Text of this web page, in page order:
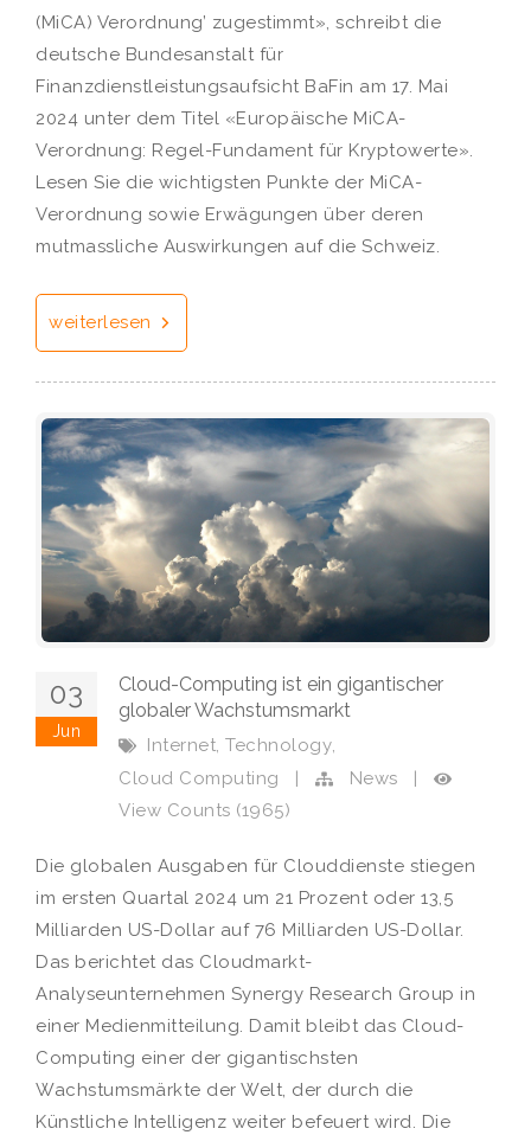
(MiCA) Verordnung’ zugestimmt», schreibt die
deutsche Bundesanstalt für
Finanzdienstleistungsaufsicht BaFin am 17. Mai
2024 unter dem Titel «Europäische MiCA-
Verordnung: Regel-Fundament für Kryptowerte».
Lesen Sie die wichtigsten Punkte der MiCA-
Verordnung sowie Erwägungen über deren
mutmassliche Auswirkungen auf die Schweiz.
weiterlesen
03
Jun
Cloud-Computing ist ein gigantischer
globaler Wachstumsmarkt
Internet, Technology,
Cloud Computing
| News
|
View Counts (1965)
Die globalen Ausgaben für Clouddienste stiegen
im ersten Quartal 2024 um 21 Prozent oder 13,5
Milliarden US-Dollar auf 76 Milliarden US-Dollar.
Das berichtet das Cloudmarkt-
Analyseunternehmen Synergy Research Group in
einer Medienmitteilung. Damit bleibt das Cloud-
Computing einer der gigantischsten
Wachstumsmärkte der Welt, der durch die
Künstliche Intelligenz weiter befeuert wird. Die